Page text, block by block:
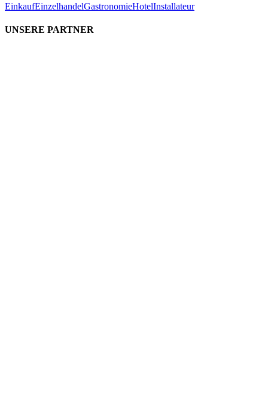
EinkaufEinzelhandelGastronomieHotelInstallateur
UNSERE PARTNER